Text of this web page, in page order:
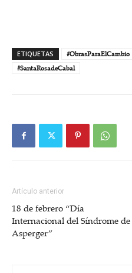
ETIQUETAS #ObrasParaElCambio
#SantaRosadeCabal
Artículo anterior
18 de febrero “Día
Internacional del Síndrome de
Asperger”